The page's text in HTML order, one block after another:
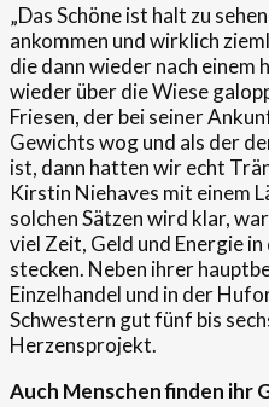
„Das Schöne ist halt zu
ankommen und wirklich
die dann wieder nach einem
wieder über die Wiese
Friesen, der bei seiner
Gewichts wog und als der
ist, dann hatten wir echt
Kirstin Niehaves mit einem
solchen Sätzen wird klar,
viel Zeit, Geld und Energie
stecken. Neben ihrer
Einzelhandel und in der
Schwestern gut fünf bis
Herzensprojekt.
Auch Menschen finden ihr